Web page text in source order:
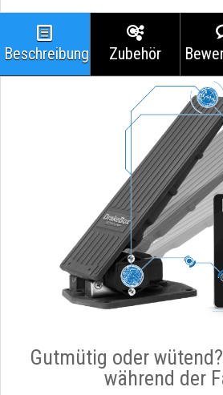
Beschreibung Zubehör
Gutmütig oder
während der